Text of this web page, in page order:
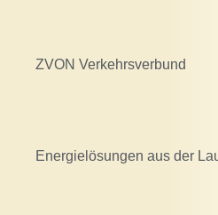
ZVON Verkehrsverbund
Energielösungen aus der